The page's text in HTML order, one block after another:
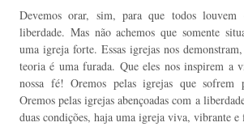
Devemos orar, sim, para que todos
liberdade. Mas não achemos que somente
uma igreja forte. Essas igrejas nos
teoria é uma furada. Que eles nos inspirem a
nossa fé! Oremos pelas igrejas que sofrem
Oremos pelas igrejas abençoadas com a
duas condições, haja uma igreja viva, vibrante e